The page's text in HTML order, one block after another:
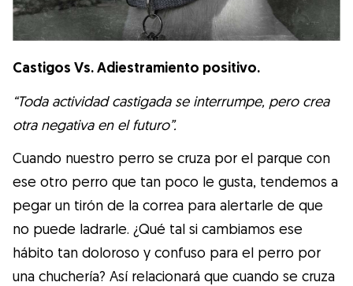
Castigos Vs. Adiestramiento positivo.
“Toda actividad castigada se interrumpe, pero crea
otra negativa en el futuro”.
Cuando nuestro perro se cruza por el parque con
ese otro perro que tan poco le gusta, tendemos a
pegar un tirón de la correa para alertarle de que
no puede ladrarle. ¿Qué tal si cambiamos ese
hábito tan doloroso y confuso para el perro por
una chuchería? Así relacionará que cuando se cruza